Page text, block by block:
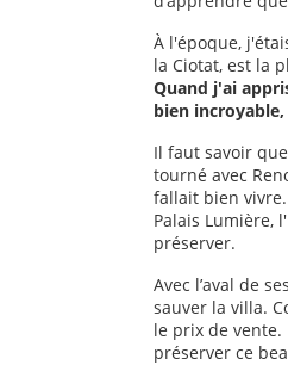
À l'époque,
la Ciotat, est la
Quand j'ai
bien
Il faut savoir
tourné avec
fallait bien
Palais Lumière,
préserver.
Avec l’aval de
sauver la villa.
le prix de vente.
préserver ce